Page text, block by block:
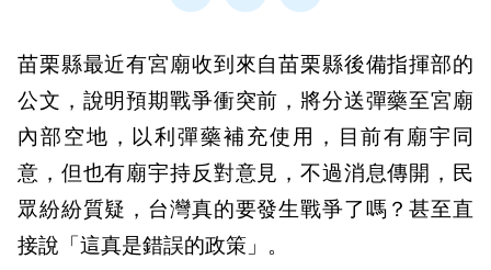
苗栗縣最近有宮廟收到來自苗栗縣後備指揮部的
公文，說明預期戰爭衝突前，將分送彈藥至宮廟
內部空地，以利彈藥補充使用，目前有廟宇同
意，但也有廟宇持反對意見，不過消息傳開，民
眾紛紛質疑，台灣真的要發生戰爭了嗎？甚至直
接說「這真是錯誤的政策」。